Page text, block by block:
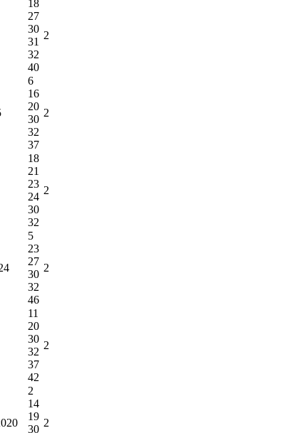
18
27
30
31
32
40
2
6
16
20
30
32
37
2
18
21
23
24
30
32
2
5
23
27
30
32
46
2
11
20
30
32
37
42
2
2
14
19
30
2